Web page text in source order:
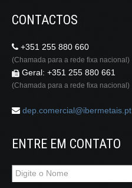
CONTACTOS
+351 255 880 660
(Chamada para a rede fixa nacional)
Geral: +351 255 880 661
(Chamada para a rede fixa nacional)
dep.comercial@ibermetais.pt
ENTRE EM CONTATO